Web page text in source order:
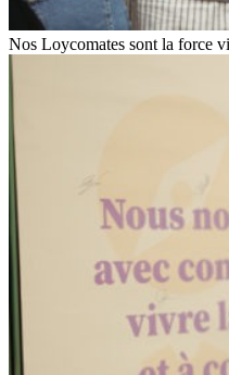
Nos Loycomates sont la force